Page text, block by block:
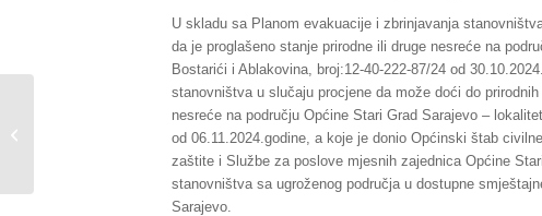
U skladu sa Planom evakuacije i zbrinjavanja
da je proglašeno stanje prirodne ili druge nesreće na
Bostarići i Ablakovina, broj:12-40-222-87/24 od
stanovništva u slučaju procjene da može doći do
nesreće na području Općine Stari Grad Sarajevo –
od 06.11.2024.godine, a koje je donio Općinski štab
zaštite i Službe za poslove mjesnih zajednica Općine
stanovništva sa ugroženog područja u dostupne
Sarajevo.
nesreća na području...